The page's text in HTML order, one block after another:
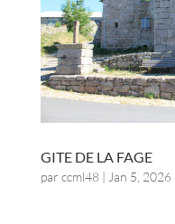
GITE DE LA FAGE
par ccml48| Jan 5, 2026